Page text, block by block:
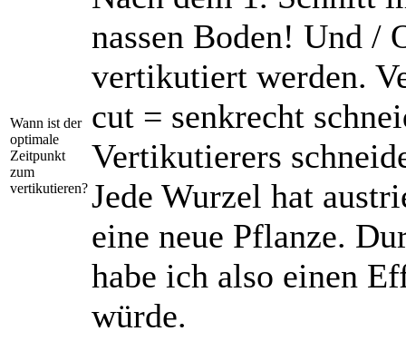
Wann ist der
optimale
Zeitpunkt
zum
vertikutieren?
nassen Boden! Und /
vertikutiert werden.
cut = senkrecht
Vertikutierers
Jede Wurzel hat
eine neue Pflanze.
habe ich also einen
würde.